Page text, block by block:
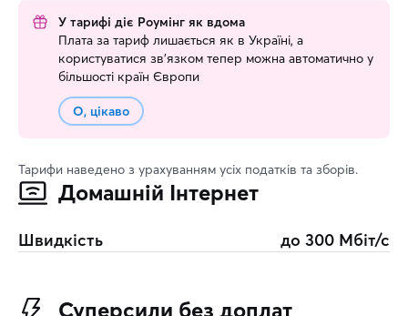
У тарифі діє Роумінг як вдома
Плата за тариф лишається як в Україні, а
користуватися зв’язком тепер можна автоматично у
більшості країн Європи
О, цікаво
Тарифи наведено з урахуванням усіх податків та зборів.
Домашній Інтернет
Швидкість до 300 Мбіт/с
Суперсили без доплат